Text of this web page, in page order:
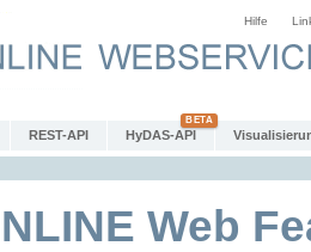
Hilfe
REST-API HyDAS-API
Web